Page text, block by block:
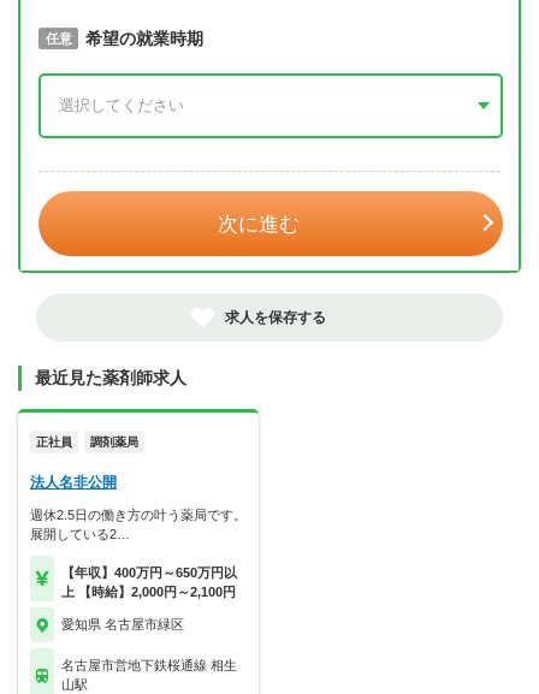
必須 取得予定年
任意 希望の就業時期
次に進む
求人を保存する
最近見た薬剤師求人
正社員 調剤薬局
法人名非公開
週休2.5日の働き方の叶う薬局です。
展開している2…
【年収】400万円～650万円以
上 【時給】2,000円～2,100円
愛知県 名古屋市緑区
名古屋市営地下鉄桜通線 相生
山駅